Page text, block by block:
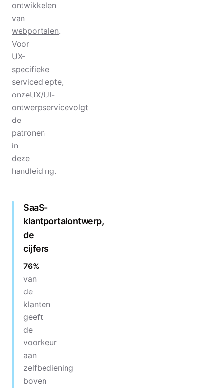
ontwikkelen
van
webportalen.
Voor
UX-
specifieke
servicediepte,
onzeUX/UI-
ontwerpservicevolgt
de
patronen
in
deze
handleiding.
SaaS-
klantportalontwerp,
de
cijfers
76%
van
de
klanten
geeft
de
voorkeur
aan
zelfbediening
boven